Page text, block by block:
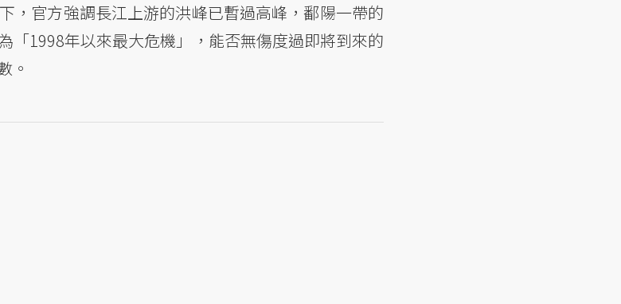
，官方強調長江上游的洪峰已暫過高峰，鄱陽一帶的
「1998年以來最大危機」，能否無傷度過即將到來的
。